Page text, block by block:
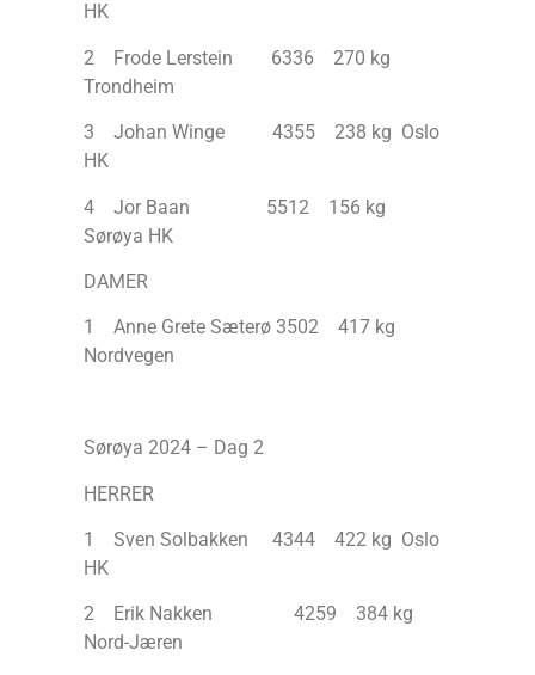
HK
2 Frode Lerstein 6336 270 kg
Trondheim
3 Johan Winge 4355 238 kg Oslo
HK
4 Jor Baan 5512 156 kg
Sørøya HK
DAMER
1 Anne Grete Sæterø 3502 417 kg
Nordvegen
Sørøya 2024 – Dag 2
HERRER
1 Sven Solbakken 4344 422 kg Oslo
HK
2 Erik Nakken 4259 384 kg
Nord-Jæren